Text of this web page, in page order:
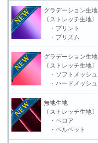
グラデーション生地
〔ストレッチ生地〕
・プリント
・プリズム
グラデーション生地
〔ストレッチ生地〕
・ソフトメッシュ
・ハードメッシュ
無地生地
〔ストレッチ生地〕
・ベロア
・ベルベット